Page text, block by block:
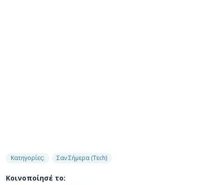
Κατηγορίες: Σαν Σήμερα (Τεch)
Κοινοποίησέ το: